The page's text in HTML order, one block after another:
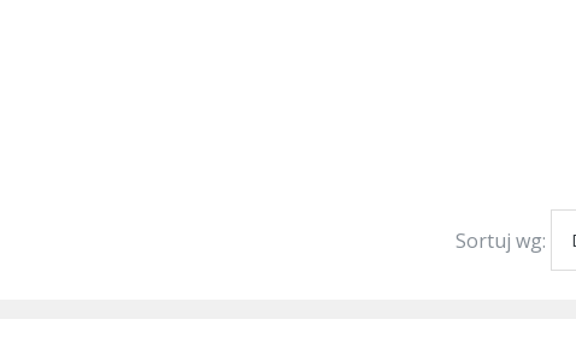
Sortuj wg: